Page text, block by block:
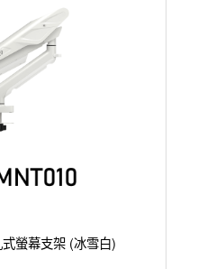
螢幕支架 (冰雪白)